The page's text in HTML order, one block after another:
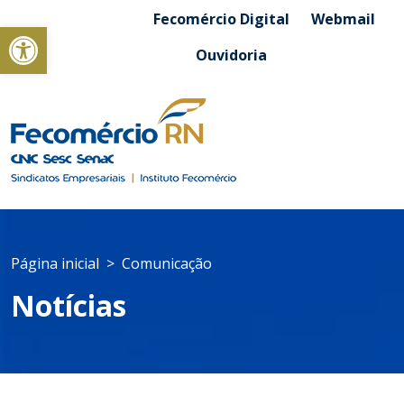
Abrir a barra de ferramentasFecomércio Digital
Webmail
Ouvidoria
Página inicial Comunicação
Notícias